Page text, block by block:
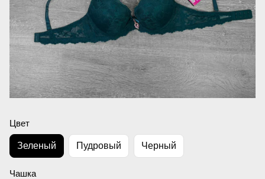
Цвет
Зеленый Пудровый Черный
Чашка